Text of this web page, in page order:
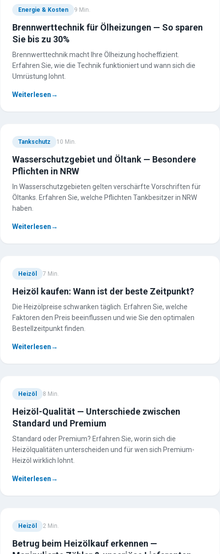
Energie & Kosten 9 Min.
Brennwerttechnik für Ölheizungen — So sparen
Sie bis zu 30%
Brennwerttechnik macht Ihre Ölheizung hocheffizient.
Erfahren Sie, wie die Technik funktioniert und wann sich die
Umrüstung lohnt.
Weiterlesen→
Tankschutz 10 Min.
Wasserschutzgebiet und Öltank — Besondere
Pflichten in NRW
In Wasserschutzgebieten gelten verschärfte Vorschriften für
Öltanks. Erfahren Sie, welche Pflichten Tankbesitzer in NRW
haben.
Weiterlesen→
Heizöl 7 Min.
Heizöl kaufen: Wann ist der beste Zeitpunkt?
Die Heizölpreise schwanken täglich. Erfahren Sie, welche
Faktoren den Preis beeinflussen und wie Sie den optimalen
Bestellzeitpunkt finden.
Weiterlesen→
Heizöl 8 Min.
Heizöl-Qualität — Unterschiede zwischen
Standard und Premium
Standard oder Premium? Erfahren Sie, worin sich die
Heizölqualitäten unterscheiden und für wen sich Premium-
Heizöl wirklich lohnt.
Weiterlesen→
Heizöl 2 Min.
Betrug beim Heizölkauf erkennen —